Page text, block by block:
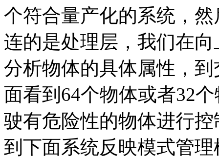
个符合量产化的系统，
连的是处理层，我们在
分析物体的具体属性，
面看到64个物体或者32
驶有危险性的物体进行
到下面系统反映模式管